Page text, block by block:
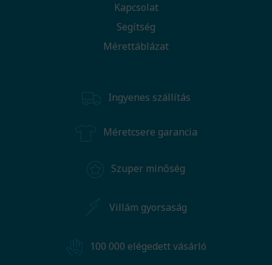
Kapcsolat
Segítség
Mérettáblázat
Ingyenes szállítás
Méretcsere garancia
Szuper minőség
Villám gyorsaság
100 000 elégedett vásárló